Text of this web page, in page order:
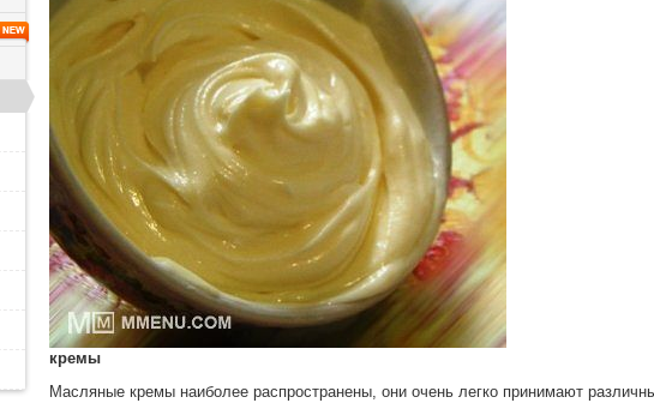
кремы
Масляные кремы наиболее распространены, они очень легко принимают